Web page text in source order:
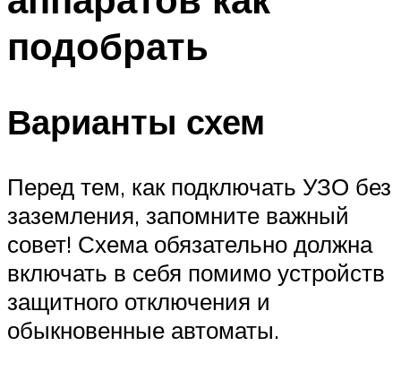
подобрать
Варианты схем
Перед тем, как подключать УЗО без
заземления, запомните важный
совет! Схема обязательно должна
включать в себя помимо устройств
защитного отключения и
обыкновенные автоматы.